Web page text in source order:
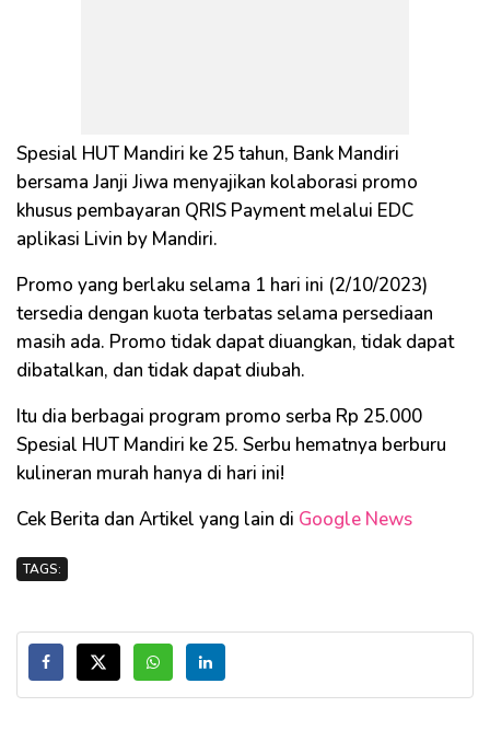
Spesial HUT Mandiri ke 25 tahun, Bank Mandiri
bersama Janji Jiwa menyajikan kolaborasi promo
khusus pembayaran QRIS Payment melalui EDC
aplikasi Livin by Mandiri.
Promo yang berlaku selama 1 hari ini (2/10/2023)
tersedia dengan kuota terbatas selama persediaan
masih ada. Promo tidak dapat diuangkan, tidak dapat
dibatalkan, dan tidak dapat diubah.
Itu dia berbagai program promo serba Rp 25.000
Spesial HUT Mandiri ke 25. Serbu hematnya berburu
kulineran murah hanya di hari ini!
Cek Berita dan Artikel yang lain di Google News
TAGS: